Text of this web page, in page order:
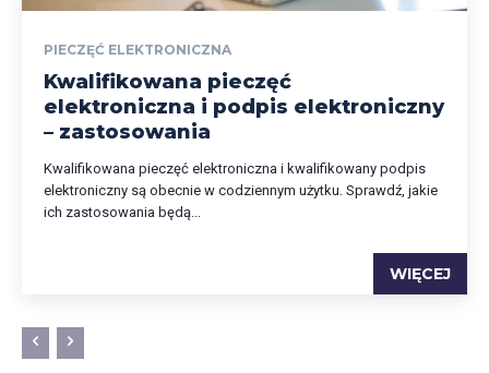
PIECZĘĆ ELEKTRONICZNA
Kwalifikowana pieczęć
elektroniczna i podpis elektroniczny
– zastosowania
Kwalifikowana pieczęć elektroniczna i kwalifikowany podpis
elektroniczny są obecnie w codziennym użytku. Sprawdź, jakie
ich zastosowania będą...
WIĘCEJ